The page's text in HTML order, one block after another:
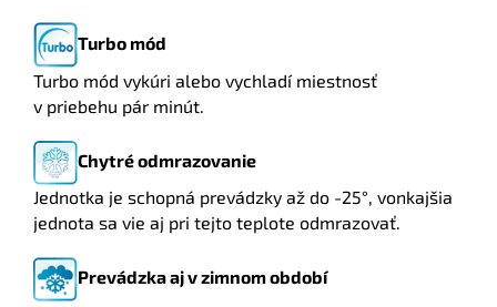
Turbo mód
Turbo mód vykúri alebo vychladí miestnosť
v priebehu pár minút.
Chytré odmrazovanie
Jednotka je schopná prevádzky až do -25°, vonkajšia
jednota sa vie aj pri tejto teplote odmrazovať.
Prevádzka aj v zimnom období